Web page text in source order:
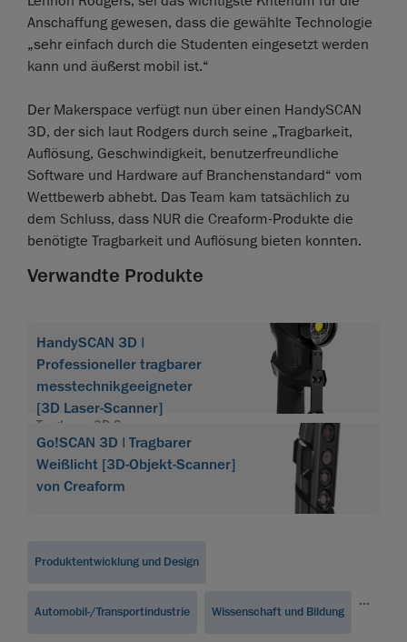
Anschaffung gewesen, dass die gewählte Technologie
„sehr einfach durch die Studenten eingesetzt werden
kann und äußerst mobil ist.“
Der Makerspace verfügt nun über einen HandySCAN
3D, der sich laut Rodgers durch seine „Tragbarkeit,
Auflösung, Geschwindigkeit, benutzerfreundliche
Software und Hardware auf Branchenstandard“ vom
Wettbewerb abhebt. Das Team kam tatsächlich zu
dem Schluss, dass NUR die Creaform-Produkte die
benötigte Tragbarkeit und Auflösung bieten konnten.
Verwandte Produkte
HandySCAN 3D |
Professioneller tragbarer
messtechnikgeeigneter
[3D Laser-Scanner]
Tragbarer 3D-Scanner
HandySCAN 3D
Go!SCAN 3D | Tragbarer
Weißlicht [3D-Objekt-Scanner]
von Creaform
Produktentwicklung und Design
Automobil-/Transportindustrie Wissenschaft und Bildung
...